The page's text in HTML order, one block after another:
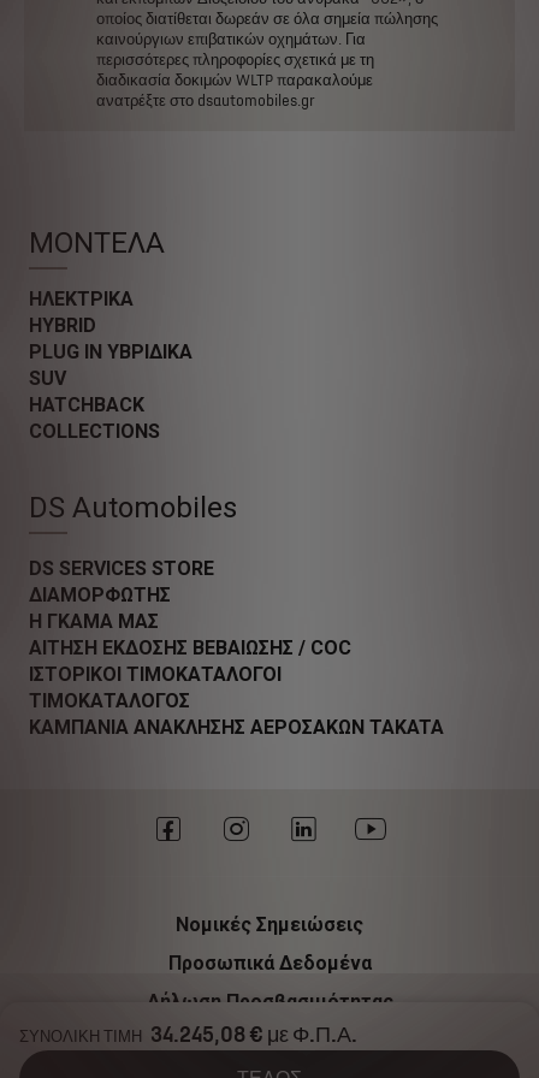
ΣΥΝΟΛΙΚΗ ΤΙΜΗ 34.245,08 € με Φ.Π.Α.
οποίος διατίθεται δωρεάν σε όλα σημεία πώλησης
καινούργιων επιβατικών οχημάτων.
Για
περισσότερες πληροφορίες σχετικά με τη
διαδικασία δοκιμών WLTP παρακαλούμε
ανατρέξτε στο dsautomobiles.gr
ΜΟΝΤΕΛΑ
ΗΛΕΚΤΡΙΚΑ
HYBRID
PLUG IN ΥΒΡΙΔΙΚΑ
SUV
HATCHBACK
COLLECTIONS
DS Automobiles
DS SERVICES STORE
ΔΙΑΜΟΡΦΩΤΗΣ
Η ΓΚΑΜΑ ΜΑΣ
ΑΙΤΗΣΗ ΕΚΔΟΣΗΣ ΒΕΒΑΙΩΣΗΣ / COC
ΙΣΤΟΡΙΚΟΙ ΤΙΜΟΚΑΤΑΛΟΓΟΙ
ΤΙΜΟΚΑΤΑΛΟΓΟΣ
ΚΑΜΠΑΝΙΑ ΑΝΑΚΛΗΣΗΣ ΑΕΡΟΣΑΚΩΝ TAKATA
Νομικές Σημειώσεις
Προσωπικά Δεδομένα
Δήλωση Προσβασιμότητας
Πολιτική Cookies